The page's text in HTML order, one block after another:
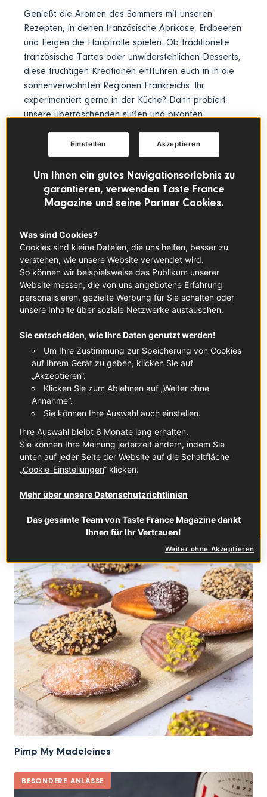
Genießt die Aromen des Sommers mit unseren
Rezepten, in denen französische Aprikose, Erdbeeren
und Feigen die Hauptrolle spielen. Ob traditionelle
französische Tartes oder unwiderstehlichen Desserts,
diese fruchtigen Kreationen entführen euch in in die
sonnenverwöhnten Regionen Frankreichs. Ihr
experimentiert gerne in der Küche? Dann probiert
unsere überraschenden süßen und pikanten
Genusserlebnisse.Bon appétit!
SOMMER OBST APRIKOSE
BESONDERE ANLÄSSE
Panna Cotta mit Tahiti-Vanille, Thymian und Honig
Pimp My Madeleines
BESONDERE ANLÄSSE
Um Ihnen ein gutes Navigationserlebnis zu
garantieren, verwenden Taste France
Magazine und seine Partner Cookies.
Was sind Cookies?
Cookies sind kleine Dateien, die uns helfen, besser zu
verstehen, wie unsere Website verwendet wird.
So können wir beispielsweise das Publikum unserer
Website messen, die von uns angebotene Erfahrung
personalisieren, gezielte Werbung für Sie schalten oder
unsere Inhalte über soziale Netzwerke austauschen.
Sie entscheiden, wie Ihre Daten genutzt werden!
Um Ihre Zustimmung zur Speicherung von Cookies
auf Ihrem Gerät zu geben, klicken Sie auf
„Akzeptieren“.
Klicken Sie zum Ablehnen auf „Weiter ohne
Annahme“.
Sie können Ihre Auswahl auch einstellen.
Ihre Auswahl bleibt 6 Monate lang erhalten.
Sie können Ihre Meinung jederzeit ändern, indem Sie
unten auf jeder Seite der Website auf die Schaltfläche
„Cookie-Einstellungen“ klicken.
Mehr über unsere Datenschutzrichtlinien
Das gesamte Team von Taste France Magazine dankt
Ihnen für Ihr Vertrauen!
Weiter ohne Akzeptieren
Akzeptieren
Einstellen